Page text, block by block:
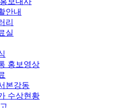
안내
리
실
홍보영상
본강동
수상현황